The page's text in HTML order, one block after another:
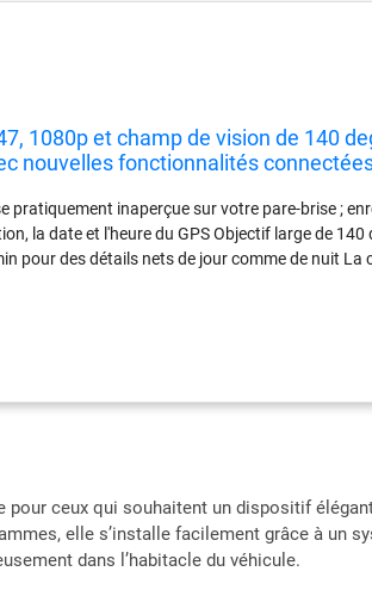
1080p et champ de vision de 140
nouvelles fonctionnalités
pratiquement inaperçue sur votre pare-brise ;
la date et l'heure du GPS Objectif large de
pour des détails nets de jour comme de nuit
l'enregistrement audio, prendre des photos et
Wi-Fi vers le coffre-fort en ligne
une alimentation constante et une connexion
dans toutes les régions). Obtenez plus de
smartphone compatible pour visionner des
résistant aux environnements difficiles du
ceux qui souhaitent un dispositif
elle s’installe facilement grâce à un
dans l’habitacle du véhicule.